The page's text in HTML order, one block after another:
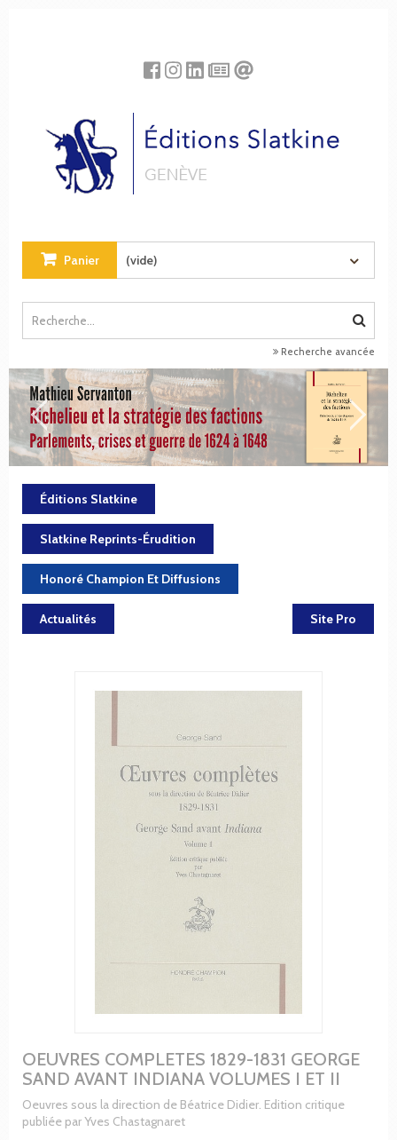
Panier (vide)
Recherche avancée
Éditions Slatkine
Slatkine Reprints-Érudition
Honoré Champion Et Diffusions
Actualités Site Pro
OEUVRES COMPLETES 1829-1831 GEORGE
SAND AVANT INDIANA VOLUMES I ET II
Oeuvres sous la direction de Béatrice Didier. Edition critique
publiée par Yves Chastagnaret